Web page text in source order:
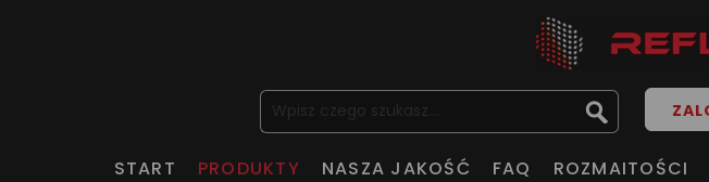
START PRODUKTY NASZA JAKOŚĆ FAQ ROZMAITOŚCI